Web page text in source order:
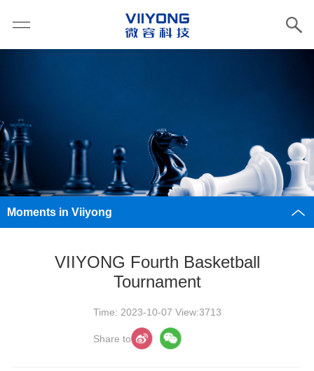
Moments in Viiyong
VIIYONG Fourth Basketball
Tournament
Time: 2023-10-07 View:3713
Share to